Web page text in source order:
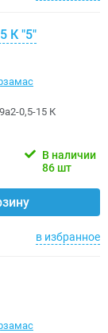
К "5"
0,5-15 К
В наличии
86 шт
в избранное